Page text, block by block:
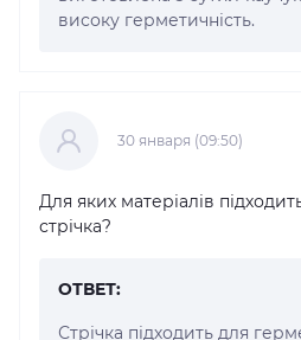
високу герметичність.
30 января (09:50)
Для яких матеріалів
стрічка?
ОТВЕТ:
Стрічка підходить для